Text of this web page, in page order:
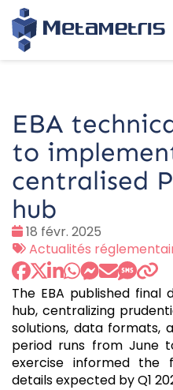
EBA
to
centralised
hub
Date
:
18 févr. 2025
Tags
:
Actualités
The EBA published
hub, centralizing
solutions, data formats,
period runs from June
exercise informed the
details expected by Q1